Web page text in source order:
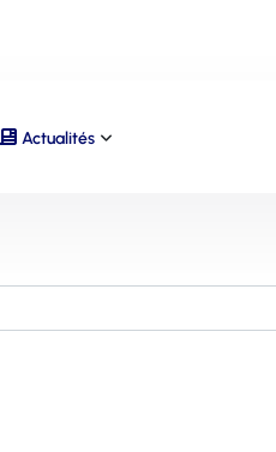
Actualités